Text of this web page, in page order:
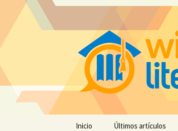
Inicio Últimos artículos